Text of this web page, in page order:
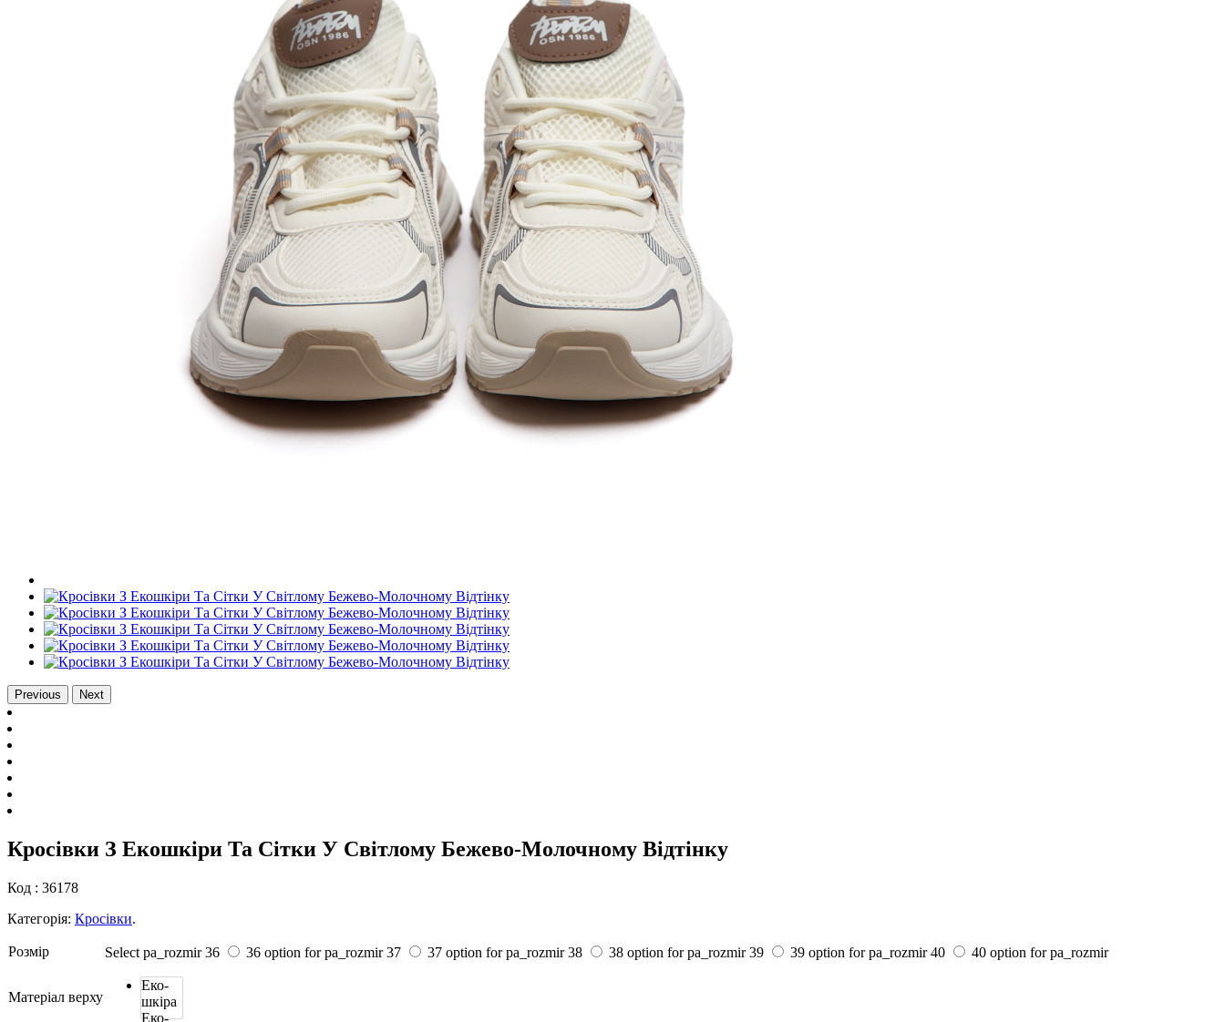
Previous Next
Кросівки З Екошкіри Та Сітки У Світлому Бежево-Молочному Відтінку
Код : 36178
Категорія: Кросівки.
Розмiр Select pa_rozmir 36 36 option for pa_rozmir 37 37 option for pa_rozmir 38 38 option for pa_rozmir 39 39 option for pa_rozmir 40 40 option for pa_rozmir
Матеріал верху
Еко-
шкіра
Еко-